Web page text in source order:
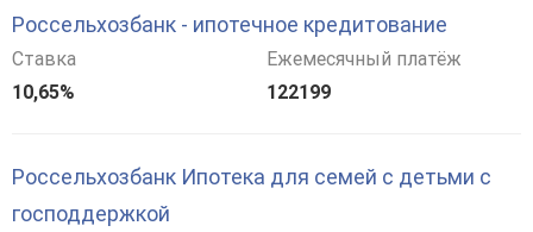
Россельхозбанк - ипотечное кредитование
Ставка
10,65%
Ежемесячный платёж
122199
Россельхозбанк Ипотека для семей с детьми с
господдержкой